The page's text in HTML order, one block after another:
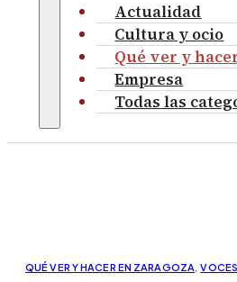
Actualidad
Cultura y ocio
Qué ver y
Empresa
Todas las
QUÉ VER Y HACER EN ZARAGOZA,